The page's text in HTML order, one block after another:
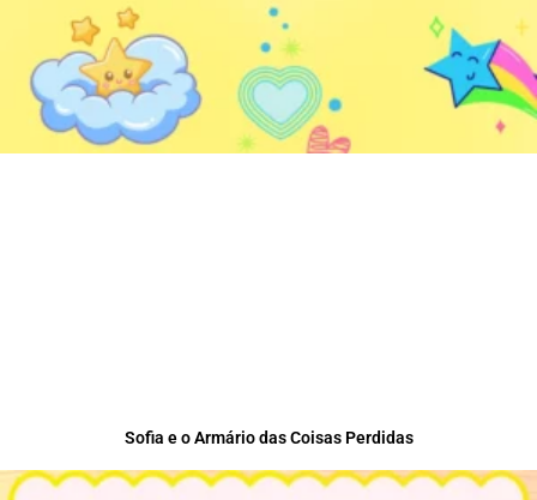
Sofia e o Armário das Coisas Perdidas